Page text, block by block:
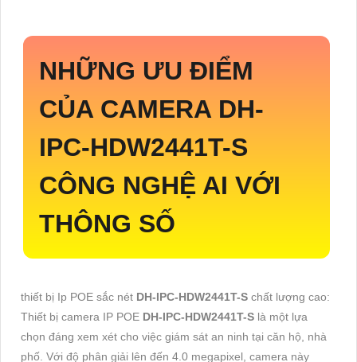
NHỮNG ƯU ĐIỂM
CỦA CAMERA DH-
IPC-HDW2441T-S
CÔNG NGHỆ AI VỚI
THÔNG SỐ
thiết bị Ip POE sắc nét DH-IPC-HDW2441T-S chất lượng cao:
Thiết bị camera IP POE DH-IPC-HDW2441T-S là một lựa
chọn đáng xem xét cho việc giám sát an ninh tại căn hộ, nhà
phố. Với độ phân giải lên đến 4.0 megapixel, camera này